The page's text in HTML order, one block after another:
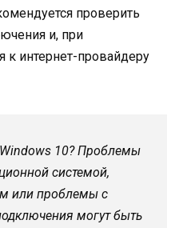
проверить
и, при
к интернет-провайдеру
10? Проблемы
системой,
или проблемы с
могут быть